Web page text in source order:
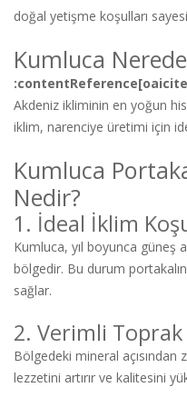
doğal yetişme koşulları
Kumluca
Akdeniz ikliminin en yoğun
iklim, narenciye üretimi için
Kumluca
Nedir?
1. İdeal İklim
Kumluca, yıl boyunca güneş
bölgedir. Bu durum
sağlar.
2. Verimli Toprak
Bölgedeki mineral
lezzetini artırır ve kalitesini